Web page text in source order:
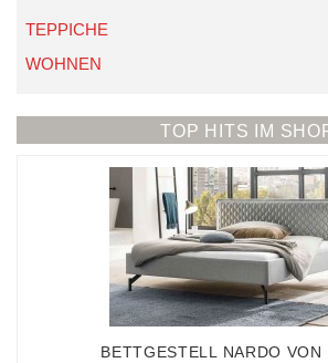
TEPPICHE
WOHNEN
TOP HITS IM
BETTGESTELL NARDO VON